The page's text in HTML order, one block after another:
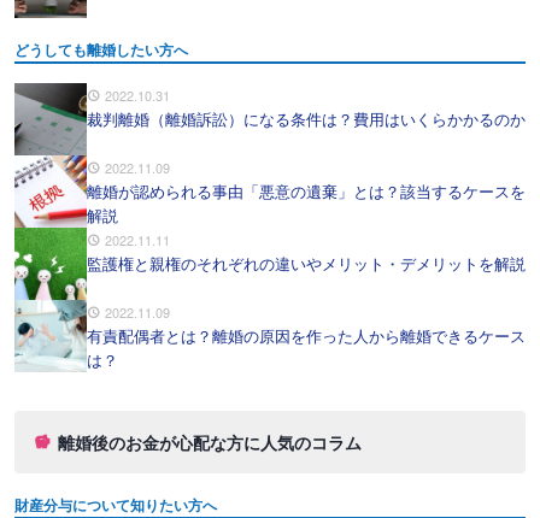
どうしても離婚したい方へ
2022.10.31
裁判離婚（離婚訴訟）になる条件は？費用はいくらかかるのか
2022.11.09
離婚が認められる事由「悪意の遺棄」とは？該当するケースを
解説
2022.11.11
監護権と親権のそれぞれの違いやメリット・デメリットを解説
2022.11.09
有責配偶者とは？離婚の原因を作った人から離婚できるケース
は？
離婚後のお金が心配な方に人気のコラム
財産分与について知りたい方へ